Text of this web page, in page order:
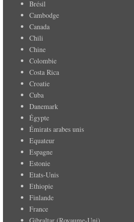
Brésil
Cambodge
Canada
Chili
Chine
Colombie
Costa Rica
Croatie
Cuba
Danemark
Égypte
Émirats arabes unis
Equateur
Espagne
Estonie
Etats-Unis
Ethiopie
Finlande
France